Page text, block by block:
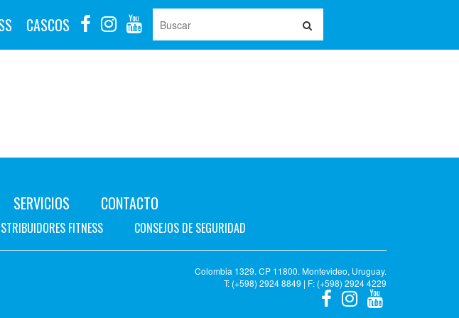
CASCOS
SERVICIOS CONTACTO
FITNESS CONSEJOS DE SEGURIDAD
Colombia 1329. CP 11800. Montevideo, Uruguay.
T: (+598) 2924 8849 | F: (+598) 2924 4229